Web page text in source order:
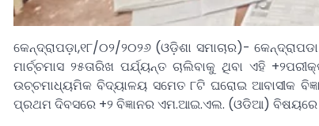
କେନ୍ଦ୍ରାପଡ଼ା,୧୮/୦୨/୨୦୨୬ (ଓଡ଼ିଶା ସମାଚାର)-
ମାର୍ଚ୍ଚମାସ ୨୫ତାରିଖ ପର୍ଯ୍ୟନ୍ତ ଚାଲିବାକୁ ଥିବା ଏହି
ଉଚ୍ଚମାଧ୍ୟମିକ ବିଦ୍ୟାଳୟ ସମେତ ୮ଟି ଘରୋଇ ଆବାସୀକ
ପ୍ରଥମ ଦିବସରେ +୨ ବିଜ୍ଞାନର ଏମ.ଆଇ.ଏଲ. (ଓଡିଆ) ବିଷୟରେ